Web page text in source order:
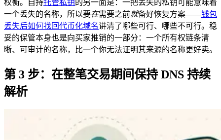
权衡。自持托管私钥的另一面是：一把丢失的私钥可能意味着
一个丢失的名称，所以要在需要之前就备好恢复方案——钱包
丢失后如何找回代币化域名讲清了哪些可行、哪些不可行。稳
妥的保管本身也是向买家推销的一部分：一个所有权链条清
晰、可审计的名称，比一个你无法证明其来源的名称更好卖。
第 3 步：在整笔交易期间保持 DNS 持续
解析